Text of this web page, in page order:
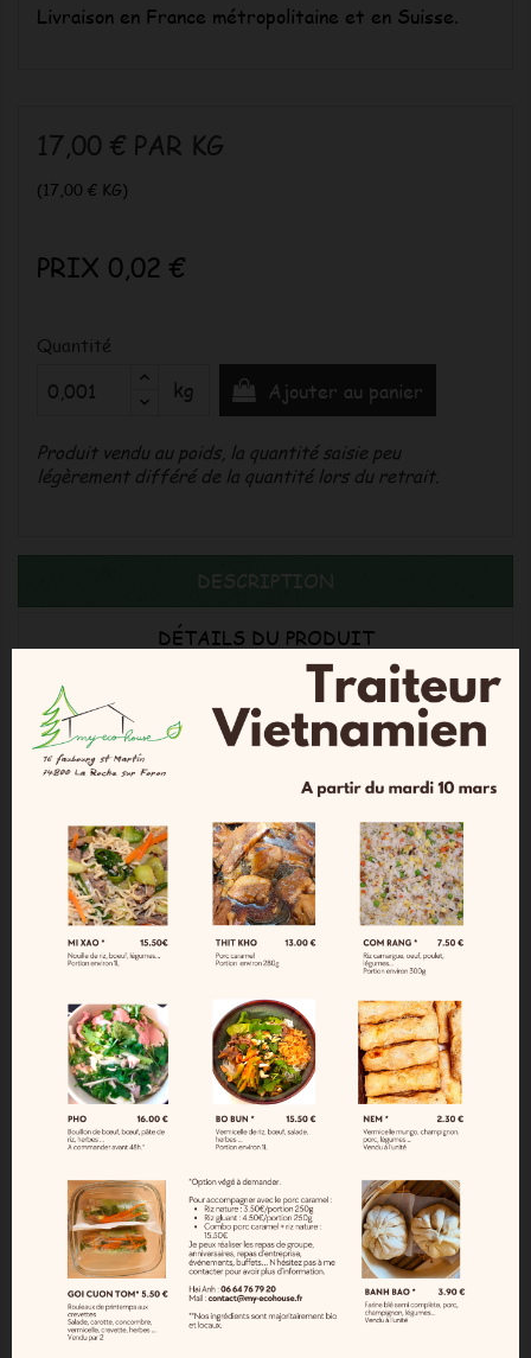
Livraison en France métropolitaine et en Suisse.
17,00 € PAR KG
(17,00 € KG)
PRIX 0,02 €
Quantité
kg Ajouter au panier
Produit vendu au poids, la quantité saisie peu
légèrement différé de la quantité lors du retrait.
DESCRIPTION
DÉTAILS DU PRODUIT
COMMENTAIRES
Ingrédients:Sucre* 67%, cacao en poudre*
33%.
*Ingrédients issus de l'Agriculture Biologique.
Allergène: Traces possibles de fruits à coques,
soja et lait.
Valeurs nutritionnelles pour 100Gr :
Energie (kJ/Kcal) : 1663/397 Matières